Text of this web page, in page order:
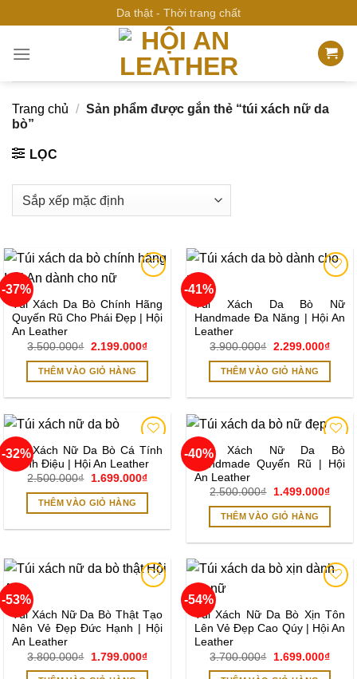
qua
nội
Da thật - Thời trang chất
Trang chủ / Sản phẩm được gắn thẻ “túi xách nữ da
bò”
LỌC
-37%
wishlist
Túi Xách Da Bò Chính Hãng
Quyến Rũ Cho Phái Đẹp | Hội
An Leather
3.500.000₫ Giá
là:
3.500.000₫.
2.199.000₫Giá
tại
THÊM VÀO GIỎ HÀNG
-41%
wishlist
Túi Xách Da Bò Nữ
Handmade Đa Năng | Hội An
Leather
3.900.000₫ Giá
là:
3.900.000₫.
2.299.000₫Giá
tại
THÊM VÀO GIỎ HÀNG
-32%
Add to
wishlist
Túi Xách Nữ Da Bò Cá Tính
Sành Điệu | Hội An Leather
2.500.000₫
Giá
là:
2.500.000₫.
1.699.000₫Giá
THÊM VÀO GIỎ HÀNG
-40%
Add to
wishlist
Túi Xách Nữ Da Bò
Handmade Quyến Rũ | Hội
An Leather
2.500.000₫
Giá
là:
2.500.000₫.
1.499.000₫Giá
THÊM VÀO GIỎ HÀNG
-53%
wishlist
Túi Xách Nữ Da Bò Thật Tạo
Nên Vẻ Đẹp Đức Hạnh | Hội
An Leather
3.800.000₫
Giá
1.799.000₫Giá
-54%
wishlist
Túi Xách Nữ Da Bò Xịn Tôn
Lên Vẻ Đẹp Cao Qúy | Hội An
Leather
3.700.000₫
Giá
1.699.000₫Giá